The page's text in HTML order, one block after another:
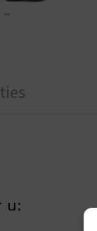
u: